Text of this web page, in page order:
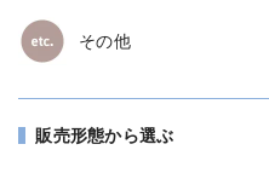
その他
販売形態から選ぶ